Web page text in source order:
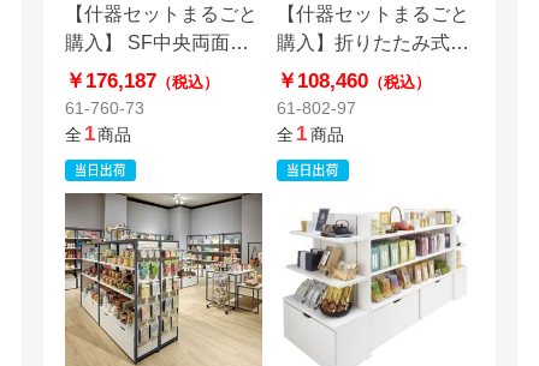
【什器セットまるごと
購入】 SF中央両面タ
イプ 幅90／幅120×高
さ150cm 2連結セット
ブラックフレーム×ラ
スティック
￥176,187（税込）
61-760-73
全 1商品
【什器セットまるごと
購入】折りたたみ式ス
リット什器両面セット
￥108,460（税込）
61-802-97
全1商品